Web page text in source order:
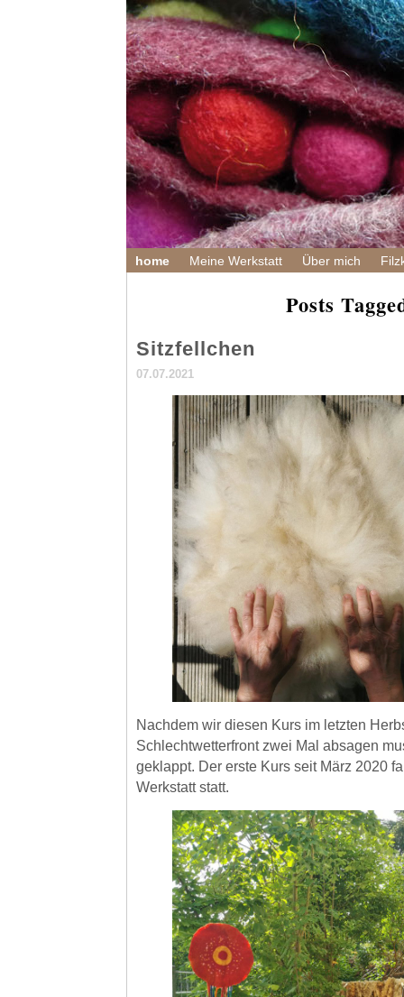
home Meine Werkstatt Über mich
Posts
Sitzfellchen
07.07.2021
Nachdem wir diesen Kurs im letzten
Schlechtwetterfront zwei Mal absagen
geklappt. Der erste Kurs seit März 2020
Werkstatt statt.